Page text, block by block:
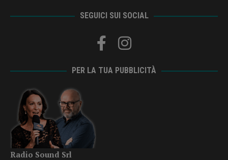
SEGUICI SUI SOCIAL
PER LA TUA PUBBLICITÀ
Radio Sound Srl